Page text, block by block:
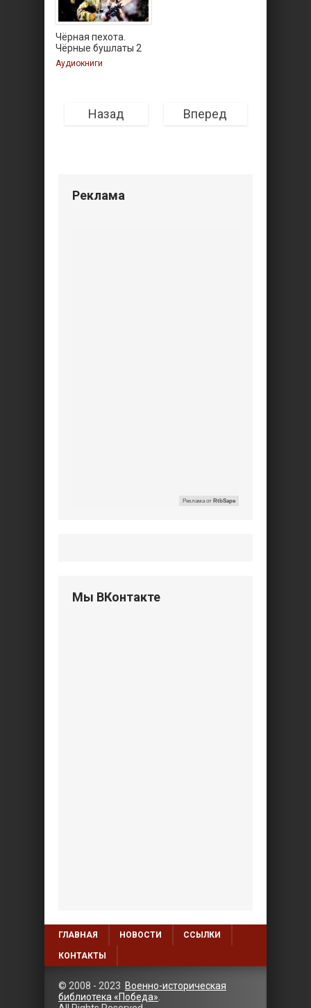
Чёрная пехота.
Чёрные бушлаты 2
Аудиокниги
Назад Вперед
Реклама
Реклама от RtbSape
Мы ВКонтакте
ГЛАВНАЯ НОВОСТИ ССЫЛКИ
КОНТАКТЫ
© 2008 - 2023 Военно-историческая
библиотека «Победа»